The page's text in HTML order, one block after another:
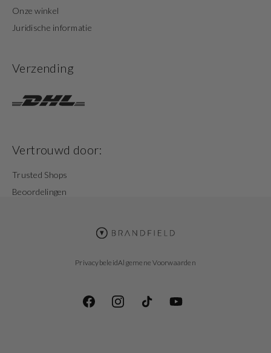
Onze winkel
Juridische informatie
Verzending
Vertrouwd door:
Trusted Shops
Beoordelingen
PrivacybeleidAlgemene Voorwaarden
FacebookInstagramTikTok YouTube